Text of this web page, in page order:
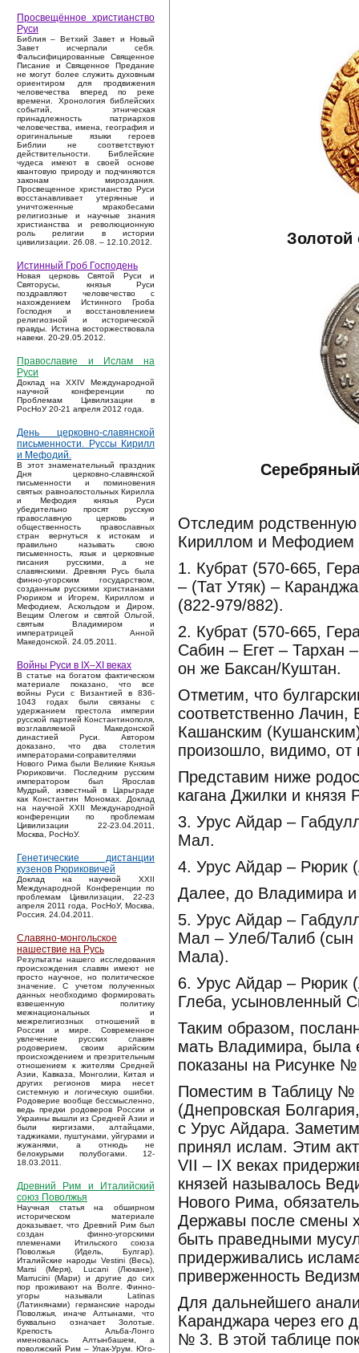
Просвещённое христианство
Руси
Библия – Ветхий Завет и Новый
Завет исчерпали себя.
Фальсифицированные Священное
Писание и Священное Предание
не могут более служить духовным
ориентиром для продвижения
человечества вперед по реке
времени. Хронология библейских
событий, этническая
принадлежность патриархов
человечества, имена, география и
оригинальные языки героев
Библии не соответствуют
действительности. Библейские
чудеса имеют в своей основе
квантовую природу и подчиняются
законам мироздания.
Просвещенное христианство Руси
восстанавливает утерянные и
уничтоженные мракобесами
религиозные и научные знания
христианства и революционную
роль религии в истории
цивилизации. 26.08. – 12.10.2012.
Истинный Гроб Господень
Новая церковь Святой Руси и
Святорусы, князья Руси
поздравляют человечество с
нахождением Истинного Гроба
Господня и восстановлением
религиозной и исторической
правды. Истина восторжествовала
навеки. 20-29.05.2012.
Православие и Ислам на
Руси
Доклад на XXIV Международной
научной конференции по
Проблемам Цивилизации в
РосНоУ 20-21 апреля 2012 года.
День церковно-славянской
письменности. Руссы Кирилл
и Мефодий.
В этот знаменательный праздник
Дня церковно-славянской
письменности и поминовения
святых равноапостольных Кирилла
и Мефодия князья Руси
убедительно просят русскую
православную церковь и
общественность православных
стран вернуться к истокам и
правильно называть свою
письменность, язык и церковные
писания русскими, а не
славянскими. Древняя Русь была
финно-угорским государством,
созданным русскими христианами
Рюриком и Игорем, Кириллом и
Мефодием, Аскольдом и Диром,
Вещим Олегом и святой Ольгой,
святым Владимиром и
императрицей Анной
Македонской. 24.05.2011.
Войны Руси в IX–XI веках
В статье на богатом фактическом
материале показано, что все
войны Руси с Византией в 836-
1043 годах были связаны с
удержанием престола империи
русской партией Константинополя,
возглавляемой Македонской
династией Руси. Автором
доказано, что два столетия
императорами-соправителями
Нового Рима были Великие Князья
Рюриковичи. Последним русским
императором был Ярослав
Мудрый, известный в Царьграде
как Константин Мономах. Доклад
на научной XXII Международной
конференции по проблемам
Цивилизации 22-23.04.2011,
Москва, РосНоУ.
Генетические дистанции
кузенов Рюриковичей
Доклад на научной XXII
Международной Конференции по
проблемам Цивилизации, 22-23
апреля 2011 года, РосНоУ, Москва,
Россия. 24.04.2011.
Славяно-монгольское
нашествие на Русь
Результаты нашего исследования
происхождения славян имеют не
просто научное, но политическое
значение. С учетом полученных
данных необходимо формировать
взвешенную политику
межнациональных и
межрелигиозных отношений в
России и мире. Современное
увлечение русских славян
родоверием, своим арийским
происхождением и презрительным
отношением к жителям Средней
Азии, Кавказа, Монголии, Китая и
других регионов мира несет
системную и логическую ошибки.
Родоверие вообще бессмысленно,
ведь предки родоверов России и
Украины вышли из Средней Азии и
были киргизами, алтайцами,
таджиками, пуштунами, уйгурами и
жужанями, а отнюдь не
белокурыми полубогами. 12-
18.03.2011.
Древний Рим и Италийский
союз Поволжья
Научная статья на обширном
историческом материале
доказывает, что Древний Рим был
создан финно-угорскими
племенами Итильского союза
Поволжья (Идель, Булгар).
Италийские народы Vestini (Весь),
Marsi (Меря), Lucani (Люкане),
Marrucini (Мари) и другие до сих
пор проживают на Волге. Финно-
угоры называли Latinas
(Латинянами) германские народы
Поволжья, иначе Алтынами, что
буквально означает Золотые.
Крепость Альба-Лонго
именовалась Алтынбашем, а
поволжский Рим – Улак-Урум. Юго-
Отследим
Кириллом и Мефодием
1. Кубрат (570-665,
– (Тат Утяк) –
(822-979/882).
2. Кубрат (570-665,
Сабин – Егет – Тархан
он же Баксан/Куштан.
Отметим, что
соответственно
Кашанским
произошло, видимо, от
Представим ниже
кагана Джилки и князя
3. Урус Айдар –
Мал.
4. Урус Айдар – Рюрик
Далее, до Владимира
5. Урус Айдар –
Мал – Улеб/Талиб
Мала).
6. Урус Айдар – Рюрик
Глеба, усыновленный
Таким образом,
мать Владимира, была
показаны на Рисунке №
Поместим в Таблицу №
(Днепровская
с Урус Айдара.
принял ислам. Этим
VII – IX веках
князей называлось
Нового Рима,
Державы после смены
быть праведными
придерживались
приверженность
Для дальнейшего
Каранджара через его
№ 3. В этой таблице